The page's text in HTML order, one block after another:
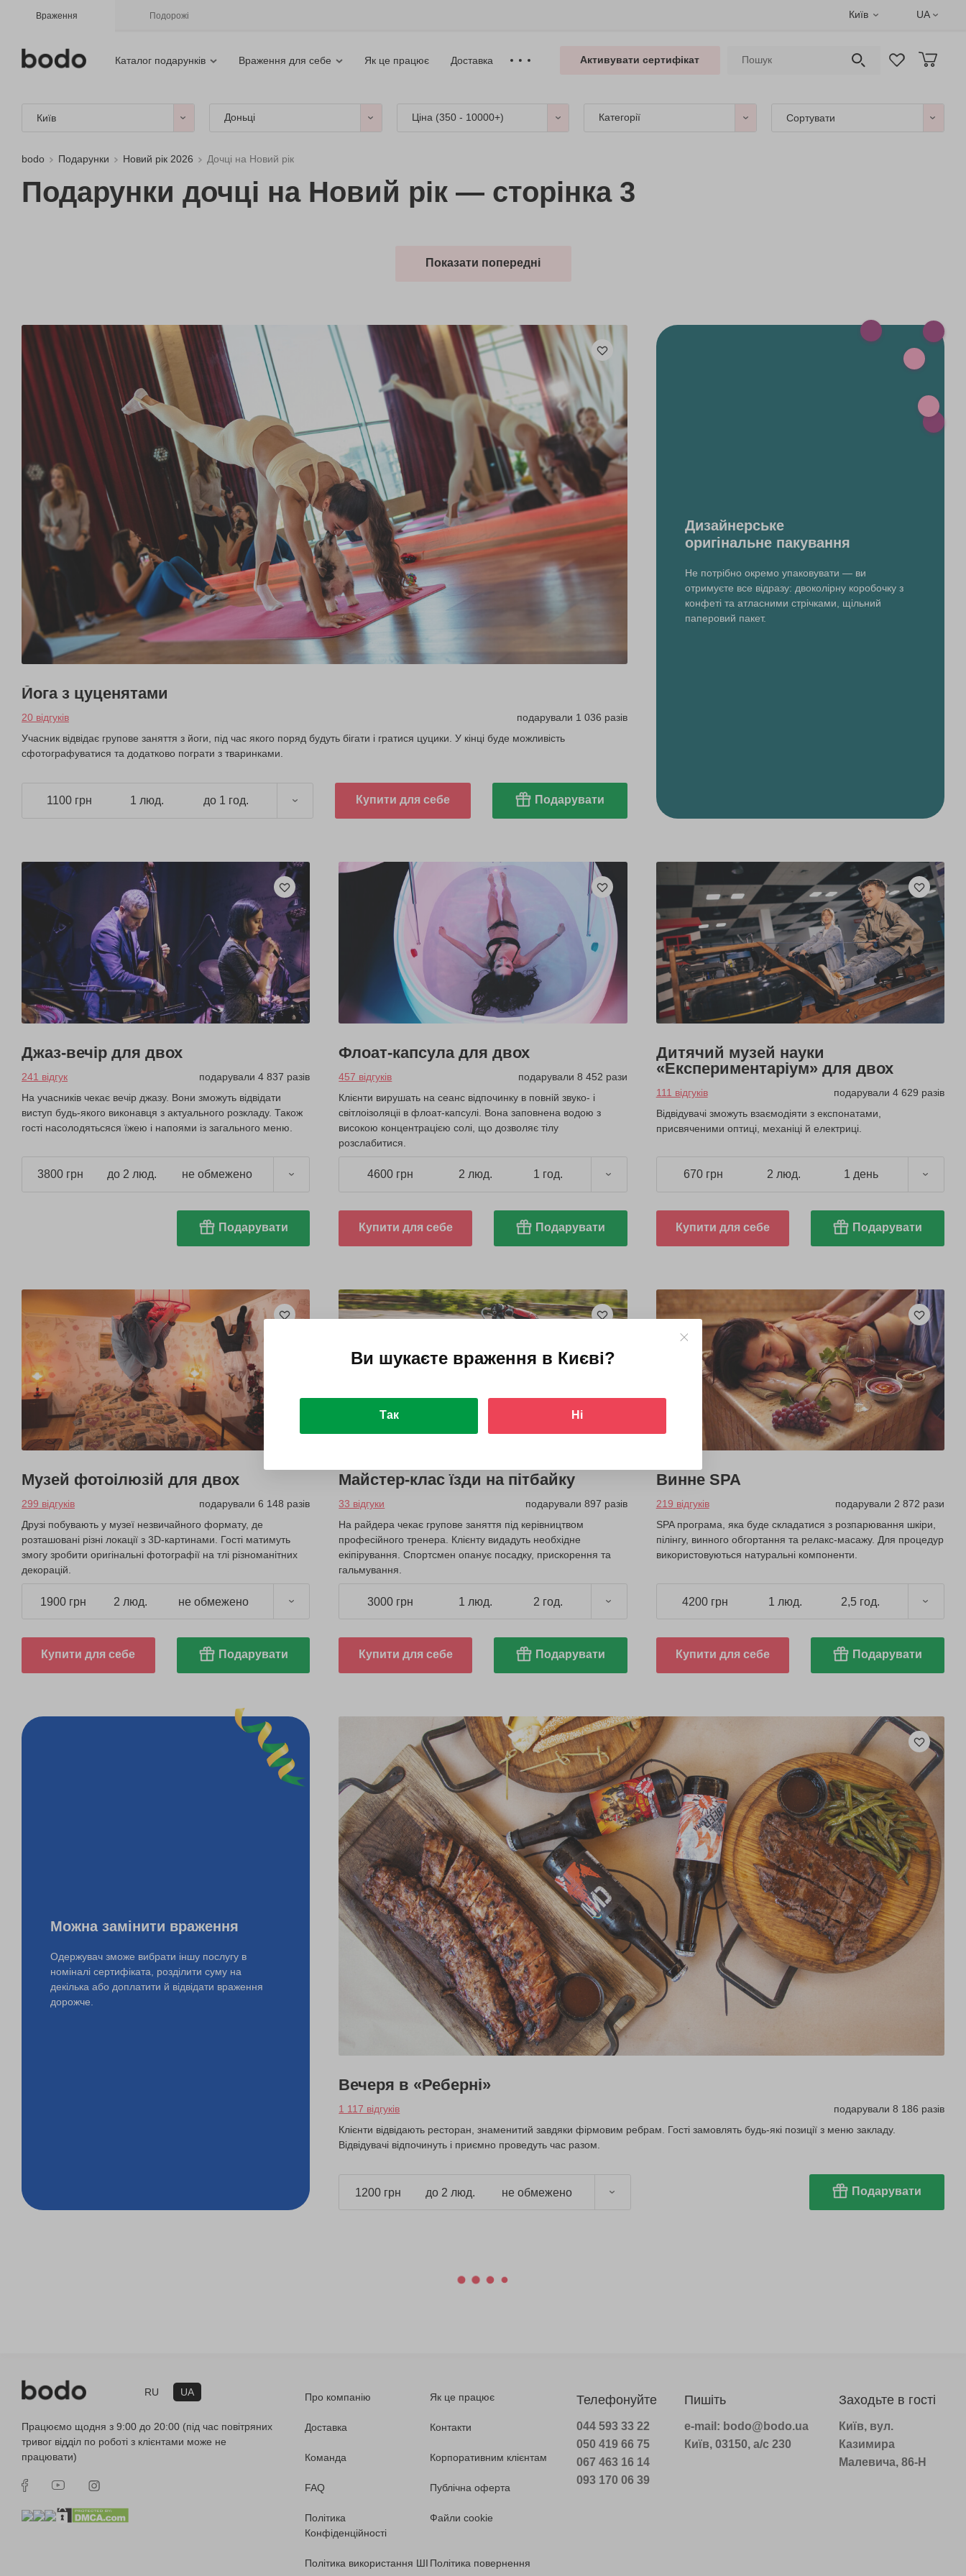
Враження Подорожі Київ UA
Каталог подарунків Враження для себе Як це працює Доставка Активувати сертифікат
Київ Доньці Ціна (350 - 10000+) Категорії Сортувати
bodo Подарунки Новий рік 2026 Дочці на Новий рік
Подарунки дочці на Новий рік — сторінка 3
Показати попередні
Йога з цуценятами
20 відгуків
подарували 1 036 разів
Учасник відвідає групове заняття з йоги, під час якого поряд будуть бігати і гратися цуцики. У кінці буде можливість
сфотографуватися та додатково пограти з тваринками.
1100 грн 1 люд. до 1 год. Купити для себе Подарувати
Дизайнерське
оригінальне пакування
Не потрібно окремо упаковувати — ви
отримуєте все відразу: двоколірну коробочку з
конфеті та атласними стрічками, щільний
паперовий пакет.
Джаз-вечір для двох
241 відгук
подарували 4 837 разів
На учасників чекає вечір джазу. Вони зможуть відвідати
виступ будь-якого виконавця з актуального розкладу. Також
гості насолодятьсяся їжею і напоями із загального меню.
3800 грн до 2 люд. не обмежено
Подарувати
Флоат-капсула для двох
457 відгуків
подарували 8 452 рази
Клієнти вирушать на сеанс відпочинку в повній звуко- і
світлоізоляціі в флоат-капсулі. Вона заповнена водою з
високою концентрацією солі, що дозволяє тілу
розслабитися.
4600 грн 2 люд. 1 год.
Купити для себе Подарувати
Дитячий музей науки
«Експериментаріум» для двох
111 відгуків
подарували 4 629 разів
Відвідувачі зможуть взаємодіяти з експонатами,
присвяченими оптиці, механіці й електриці.
670 грн 2 люд. 1 день
Купити для себе Подарувати
Музей фотоілюзій для двох
299 відгуків
подарували 6 148 разів
Друзі побувають у музеї незвичайного формату, де
розташовані різні локації з 3D-картинами. Гості матимуть
змогу зробити оригінальні фотографії на тлі різноманітних
декорацій.
1900 грн 2 люд. не обмежено
Купити для себе Подарувати
Майстер-клас їзди на пітбайку
33 відгуки
подарували 897 разів
На райдера чекає групове заняття під керівництвом
професійного тренера. Клієнту видадуть необхідне
екіпірування. Спортсмен опанує посадку, прискорення та
гальмування.
3000 грн 1 люд. 2 год.
Купити для себе Подарувати
Винне SPA
219 відгуків
подарували 2 872 рази
SPA програма, яка буде складатися з розпарювання шкіри,
пілінгу, винного обгортання та релакс-масажу. Для процедур
використовуються натуральні компоненти.
4200 грн 1 люд. 2,5 год.
Купити для себе Подарувати
Можна замінити враження
Одержувач зможе вибрати іншу послугу в
номіналі сертифіката, розділити суму на
декілька або доплатити й відвідати враження
дорожче.
Вечеря в «Реберні»
1 117 відгуків
подарували 8 186 разів
Клієнти відвідають ресторан, знаменитий завдяки фірмовим ребрам. Гості замовлять будь-які позиції з меню закладу.
Відвідувачі відпочинуть і приємно проведуть час разом.
1200 грн до 2 люд. не обмежено Подарувати
RU UA
Працюємо щодня з 9:00 до 20:00 (під час повітряних
тривог відділ по роботі з клієнтами може не
працювати)
Про компанію Як це працює
Доставка Контакти
Команда Корпоративним клієнтам
FAQ Публічна оферта
Політика
Конфіденційності
Файли cookie
Політика використання ШІ Політика повернення
Телефонуйте
044 593 33 22
050 419 66 75
067 463 16 14
093 170 06 39
Пишіть
e-mail: bodo@bodo.ua
Київ, 03150, а/с 230
Заходьте в гості
Київ, вул.
Казимира
Малевича, 86-Н
Ви шукаєте враження в Києві?
Так Ні